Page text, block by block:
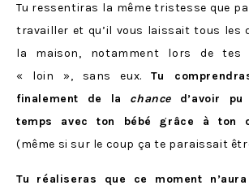
Tu ressentiras la même tristesse que
travailler et qu’il vous laissait tous les
la maison, notamment lors de tes
« loin », sans eux.Tu
finalement de la chance d’avoir
temps avec ton bébé
grâce à ton
(même si sur le coup ça te paraissait
Tu réaliseras que ce moment